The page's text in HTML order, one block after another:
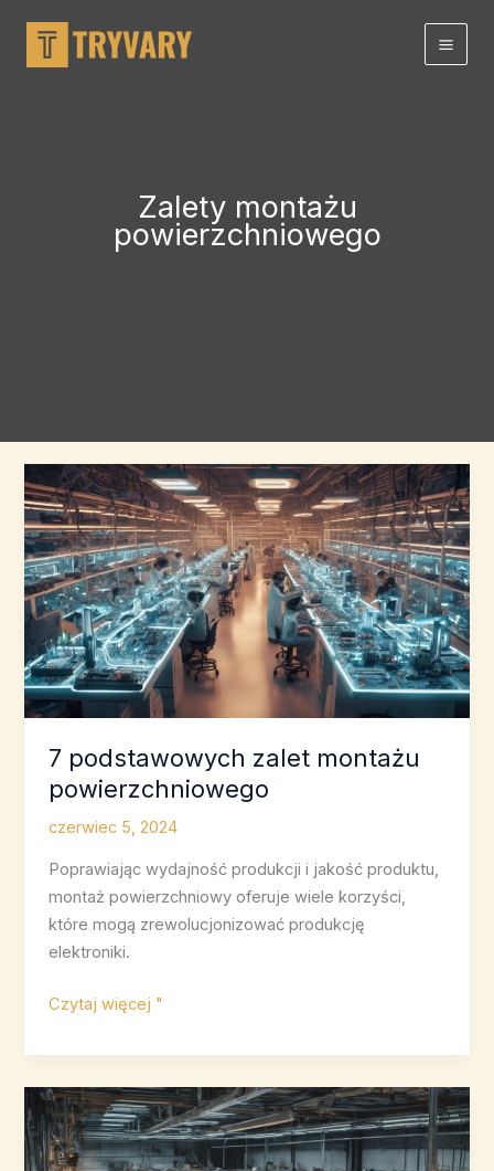
treści
Zalety montażu
powierzchniowego
7 podstawowych zalet montażu
powierzchniowego
czerwiec 5, 2024
Poprawiając wydajność produkcji i jakość produktu,
montaż powierzchniowy oferuje wiele korzyści,
które mogą zrewolucjonizować produkcję
elektroniki.
7
zalet
montażu
powierzchniowego
Czytaj więcej "